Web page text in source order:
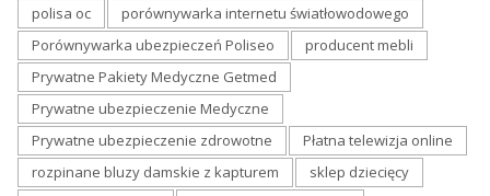
polisa oc
porównywarka internetu światłowodowego
Porównywarka ubezpieczeń Poliseo
producent mebli
Prywatne Pakiety Medyczne Getmed
Prywatne ubezpieczenie Medyczne
Prywatne ubezpieczenie zdrowotne
Płatna telewizja online
rozpinane bluzy damskie z kapturem
sklep dziecięcy